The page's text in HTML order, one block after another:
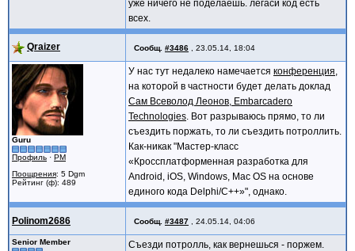
уже ничего не поделаешь. легаси код есть
всех.
Qraizer Сообщ. #3486 23.05.14, 18:04
Guru
Профиль · PM
Поощрения: 5 Dgm
Рейтинг (ф): 489
У нас тут недалеко намечается конференция
на которой в частности будет делать доклад
Сам Всеволод Леонов, Embarcadero
Technologies . Вот разрываюсь прямо, то ли
съездить поржать, то ли съездить потроллить.
Как-никак "Мастер-класс
«Кроссплатформенная разработка для
Android, iOS, Windows, Mac OS на основе
единого кода Delphi/C++»", однако.
Polinom2686 Сообщ. #3487 24.05.14, 04:06
Senior Member
Съезди потролль, как вернешься - поржем.